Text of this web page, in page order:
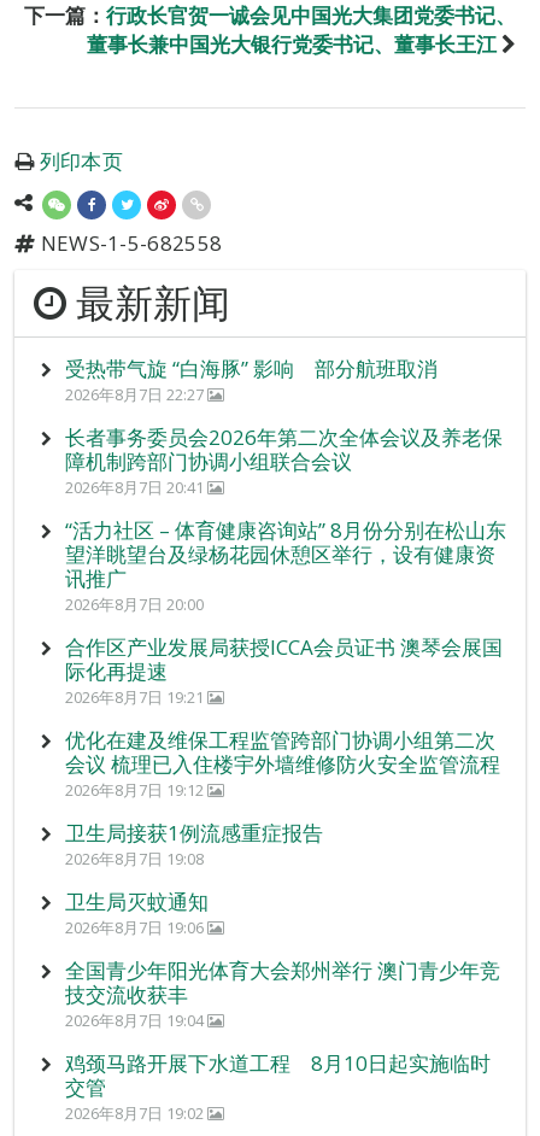
下一篇： 行政长官贺一诚会见中国光大集团党委书记、
董事长兼中国光大银行党委书记、董事长王江
列印本页
NEWS-1-5-682558
最新新闻
受热带气旋 “白海豚” 影响 部分航班取消
2026年8月7日 22:27
长者事务委员会2026年第二次全体会议及养老保
障机制跨部门协调小组联合会议
2026年8月7日 20:41
“活力社区 – 体育健康咨询站” 8月份分别在松山东
望洋眺望台及绿杨花园休憩区举行，设有健康资
讯推广
2026年8月7日 20:00
合作区产业发展局获授ICCA会员证书 澳琴会展国
际化再提速
2026年8月7日 19:21
优化在建及维保工程监管跨部门协调小组第二次
会议 梳理已入住楼宇外墙维修防火安全监管流程
2026年8月7日 19:12
卫生局接获1例流感重症报告
2026年8月7日 19:08
卫生局灭蚊通知
2026年8月7日 19:06
全国青少年阳光体育大会郑州举行 澳门青少年竞
技交流收获丰
2026年8月7日 19:04
鸡颈马路开展下水道工程 8月10日起实施临时
交管
2026年8月7日 19:02